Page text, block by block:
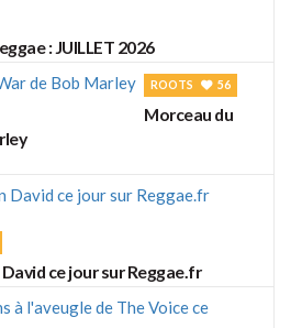
: JUILLET 2026
ROOTS 56
Morceau du
ce jour sur Reggae.fr